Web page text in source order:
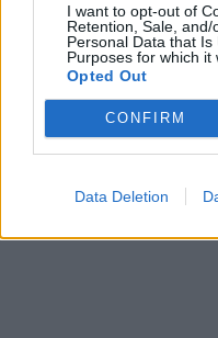
I want to opt-out of
Retention, Sale,
Personal Data that
Purposes for which it
Opted Out
CONFIRM
Data Deletion
Χτύπησαν ξανά οι ληστές
με το σίδερο
27/10/2017 - 03:00